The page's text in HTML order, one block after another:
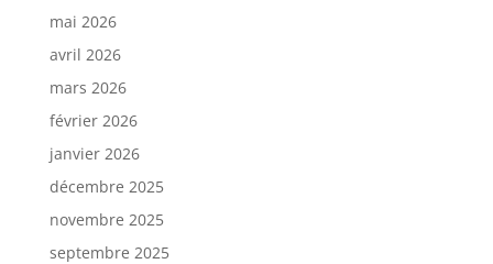
mai 2026
avril 2026
mars 2026
février 2026
janvier 2026
décembre 2025
novembre 2025
septembre 2025